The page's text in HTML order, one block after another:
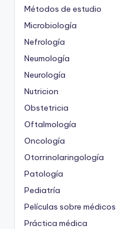
Métodos de estudio
Microbiología
Nefrología
Neumología
Neurología
Nutricion
Obstetricia
Oftalmología
Oncología
Otorrinolaringología
Patología
Pediatría
Películas sobre médicos
Práctica médica